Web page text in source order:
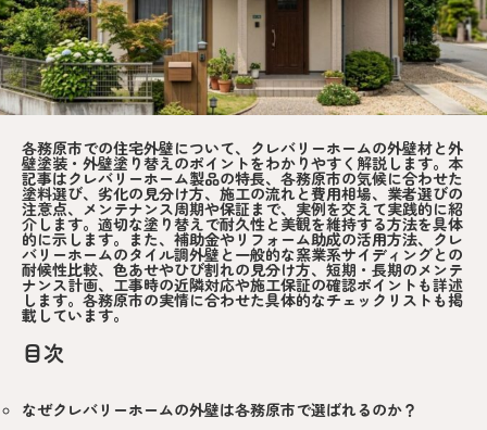
各務原市での住宅外壁について、クレバリーホームの外壁材と外
壁塗装・外壁塗り替えのポイントをわかりやすく解説します。本
記事はクレバリーホーム製品の特長、各務原市の気候に合わせた
塗料選び、劣化の見分け方、施工の流れと費用相場、業者選びの
注意点、メンテナンス周期や保証まで、実例を交えて実践的に紹
介します。適切な塗り替えで耐久性と美観を維持する方法を具体
的に示します。また、補助金やリフォーム助成の活用方法、クレ
バリーホームのタイル調外壁と一般的な窯業系サイディングとの
耐候性比較、色あせやひび割れの見分け方、短期・長期のメンテ
ナンス計画、工事時の近隣対応や施工保証の確認ポイントも詳述
します。各務原市の実情に合わせた具体的なチェックリストも掲
載しています。
目次
なぜクレバリーホームの外壁は各務原市で選ばれるのか？